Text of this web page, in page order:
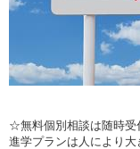
☆無料個別相談は随時
進学プランは人により